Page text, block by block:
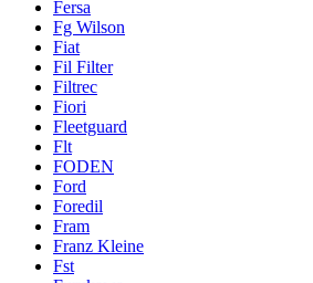
Fersa
Fg Wilson
Fiat
Fil Filter
Filtrec
Fiori
Fleetguard
Flt
FODEN
Ford
Foredil
Fram
Franz Kleine
Fst